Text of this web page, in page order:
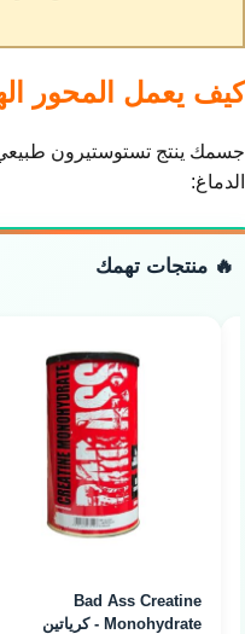
كيف يعمل المحور
جسمك ينتج تستوستيرون
الدماغ:
🔥 منتجات تهمك
Bad Ass Creatine
Monohydrate - كرياتين